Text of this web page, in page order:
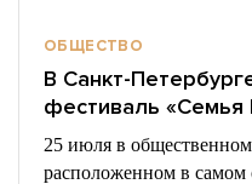
ОБЩЕСТВО
В Санкт-
фестиваль «Семья
25 июля в
расположенном в самом